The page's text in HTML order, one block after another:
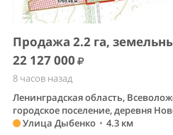
Продажа 2.2 га,
22 127 000
8 часов назад
Ленинградская область,
городское поселение, деревня
Улица Дыбенко • 4.3 км